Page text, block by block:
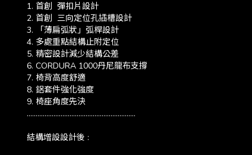
1. 首創 彈扣片設計
2. 首創 三向定位孔插槽設計
3. 「薄扁弧狀」弧桿設計
4. 多處重點結構止附定位
5. 精密設計減少結構公差
6. CORDURA 1000丹尼龍布支撐
7. 椅背高度舒適
8. 鋁套件強化強度
9. 椅座角度先決
.............................................................
結構增設設計後 :